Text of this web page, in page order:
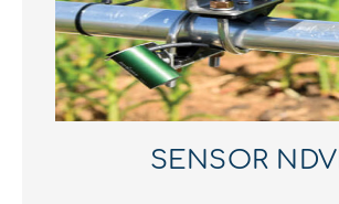
SENSOR